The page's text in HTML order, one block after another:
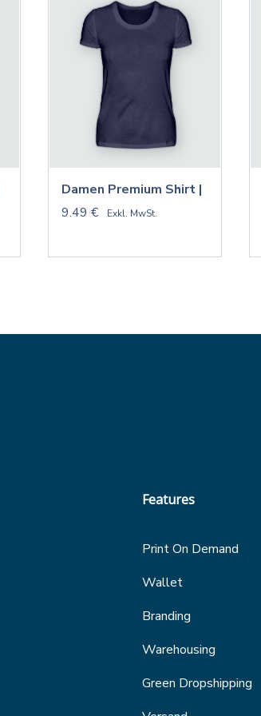
Damen Premium Shirt |
9.49 €
Exkl. MwSt.
Features
Print On Demand
Wallet
Branding
Warehousing
Green Dropshipping